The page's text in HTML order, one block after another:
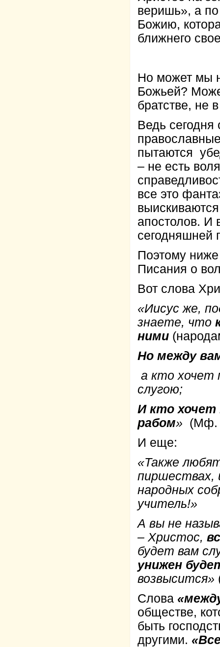
веришь», а
Божию,
ближнего
Но может мы
Божьей?
братстве, не
Ведь
пытаются
– не есть
все это
апостолов. И
сегодняшней
Поэтому
Писания о
Вот слова
«Иисус же,
знаете, что
ними
Но между
а кто хочет
слугою;
И кто
рабом» (Мф.
И еще:
«Также
пиршествах,
народных
учитель!»
А вы не
– Христос,
будет вам
унижен
возвысится»
Слова
обществе,
быть
другими.